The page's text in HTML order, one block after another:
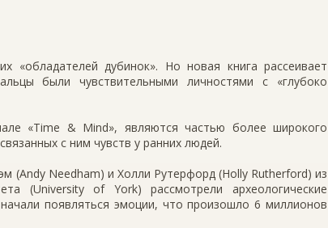
«обладателей дубинок». Но новая книга рассеивает
были чувствительными личностями с «глубоко
«Time & Mind», являются частью более широкого
с ним чувств у ранних людей.
(Andy Needham) и Холли Рутерфорд (Holly Rutherford) из
(University of York) рассмотрели археологические
появляться эмоции, что произошло 6 миллионов